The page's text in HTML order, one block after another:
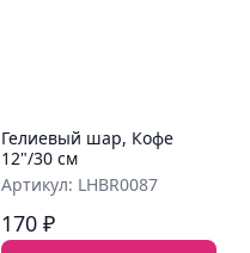
Гелиевый шар, Кофе
12"/30 см
Артикул: LHBR0087
170 ₽